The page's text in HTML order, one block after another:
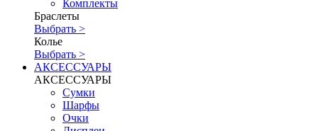
Комплекты
Браслеты
Выбрать >
Колье
Выбрать >
АКСЕССУАРЫ
АКСЕССУАРЫ
Сумки
Шарфы
Очки